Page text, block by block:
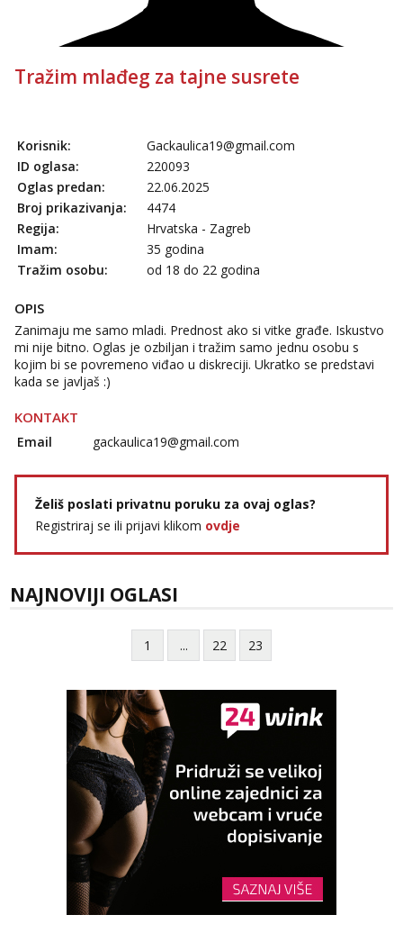
Tražim mlađeg za tajne susrete
Korisnik:
Gackaulica19@gmail.com
ID oglasa:
220093
Oglas predan:
22.06.2025
Broj prikazivanja:
4474
Regija:
Hrvatska - Zagreb
Imam:
35 godina
Tražim osobu:
od 18 do 22 godina
OPIS
Zanimaju me samo mladi. Prednost ako si vitke građe. Iskustvo
mi nije bitno. Oglas je ozbiljan i tražim samo jednu osobu s
kojim bi se povremeno viđao u diskreciji. Ukratko se predstavi
kada se javljaš :)
KONTAKT
Email gackaulica19@gmail.com
Želiš poslati privatnu poruku za ovaj oglas?
Registriraj se ili prijavi klikom ovdje
NAJNOVIJI OGLASI
1 ... 22 23